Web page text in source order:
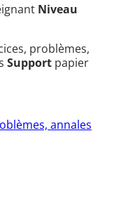
Niveau
problèmes,
Support papier
annales